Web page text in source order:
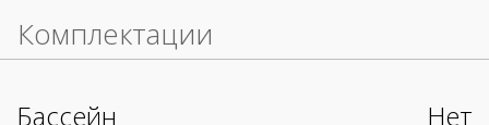
Комплектации
Бассейн Нет